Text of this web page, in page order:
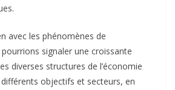
avec les phénomènes de
signaler une croissante
diverses structures de l’économie
objectifs et secteurs, en